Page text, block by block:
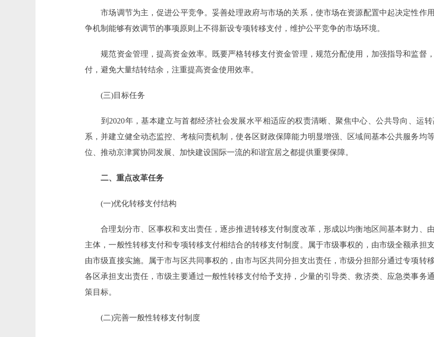
市场调节为主，促进公平竞争。妥善处理政府与市场的关系，使市场在资源配置中起决定性作
争机制能够有效调节的事项原则上不得新设专项转移支付，维护公平竞争的市场环境。
规范资金管理，提高资金效率。既要严格转移支付资金管理，规范分配使用，加强指导和监督
付，避免大量结转结余，注重提高资金使用效率。
(三)目标任务
到2020年，基本建立与首都经济社会发展水平相适应的权责清晰、聚焦中心、公共导向、运
系，并建立健全动态监控、考核问责机制，使各区财政保障能力明显增强、区域间基本公共服务均
位、推动京津冀协同发展、加快建设国际一流的和谐宜居之都提供重要保障。
二、重点改革任务
(一)优化转移支付结构
合理划分市、区事权和支出责任，逐步推进转移支付制度改革，形成以均衡地区间基本财力、
主体，一般性转移支付和专项转移支付相结合的转移支付制度。属于市级事权的，由市级全额承担
由市级直接实施。属于市与区共同事权的，由市与区共同分担支出责任，市级分担部分通过专项转
各区承担支出责任，市级主要通过一般性转移支付给予支持，少量的引导类、救济类、应急类事务
策目标。
(二)完善一般性转移支付制度